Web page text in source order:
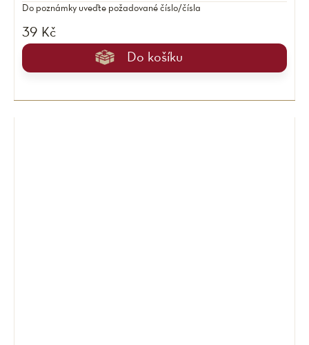
39 Kč
Do košíku
Do poznámky uveďte požadované číslo/čísla